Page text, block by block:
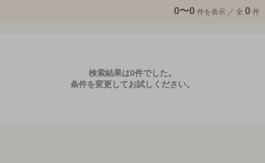
0〜0 件を表示 ／ 全 0 件
検索結果は0件でした。
条件を変更してお試しください。